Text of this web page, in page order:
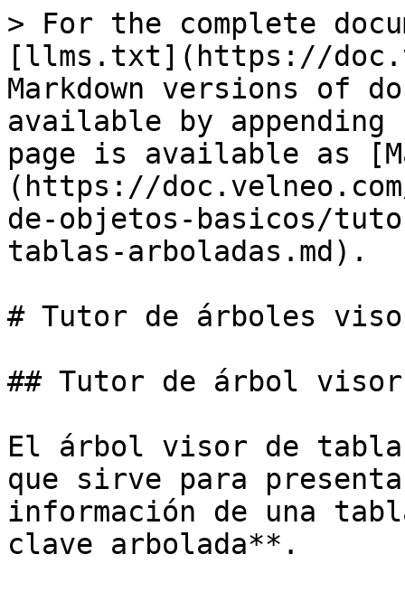
> For the complete
[llms.txt](https://
Markdown versions of
available by
page is available as
(https://
de-objetos-basicos/
tablas-arboladas.md).
# Tutor de árboles
## Tutor de árbol
El árbol visor de
que sirve para
información de una
clave arbolada**.